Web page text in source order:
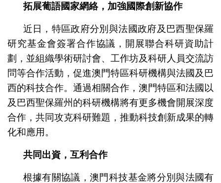
拓展葡語國家網絡，加強國際創新協作
近日，特區政府分別與法國政府及巴西聖保羅
研究基金會簽署合作協議，開展聯合科研資助計
劃，並組織學術研討會、工作坊及科研人員交流訪
問等合作活動，促進澳門特區科研機構與法國及巴
西的科技合作。通過相關合作，澳門特區和法國以
及巴西聖保羅州的科研機構將有更多機會開展深度
合作，共同攻克科研難題，推動科技創新成果的轉
化和應用。
共同出資，互利合作
根據有關協議，澳門科技基金將分別與法國有